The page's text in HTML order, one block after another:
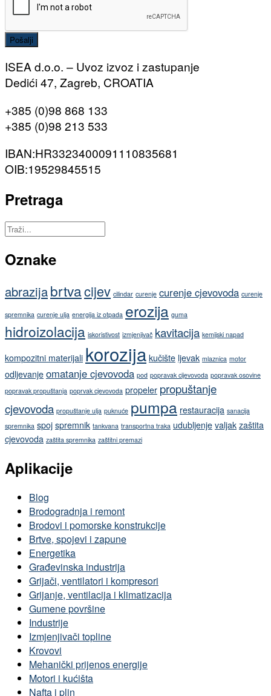
Pošalji
ISEA d.o.o. – Uvoz izvoz i zastupanje
Dedići 47, Zagreb, CROATIA
+385 (0)98 868 133
+385 (0)98 213 533
IBAN:HR3323400091110835681
OIB:19529845515
Pretraga
Oznake
abrazijabrtvacijev cilindar curenje curenje cjevovoda curenje
spremnika curenje ulja energija iz otpada erozija guma
hidroizolacija iskoristivost izmjenjivač kavitacija kemijski napad
kompozitni materijali korozija kučište ljevak mlaznica motor
odljevanje omatanje cjevovoda pod popravak cijevovoda popravak osovine
popravak propuštanja poprvak cjevovoda propeler propuštanje
cjevovoda propuštanje ulja puknuće pumpa restauracija sanacija
spremnika spoj spremnik tankvana transportna traka udubljenje valjak zaštita
cjevovoda zaštita spremnika zaštitni premazi
Aplikacije
Blog
Brodogradnja i remont
Brodovi i pomorske konstrukcije
Brtve, spojevi i zapune
Energetika
Građevinska industrija
Grijači, ventilatori i kompresori
Grijanje, ventilacija i klimatizacija
Gumene površine
Industrije
Izmjenjivači topline
Krovovi
Mehanički prijenos energije
Motori i kućišta
Nafta i plin